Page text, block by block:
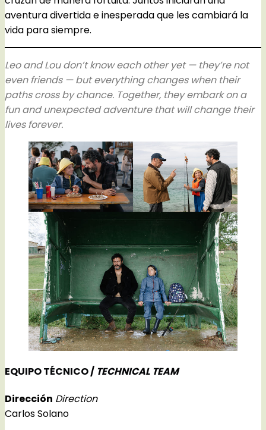
aventura divertida e inesperada que les cambiará la
vida para siempre.
Leo and Lou don’t know each other yet — they’re not
even friends — but everything changes when their
paths cross by chance. Together, they embark on a
fun and unexpected adventure that will change their
lives forever.
EQUIPO TÉCNICO / TECHNICAL TEAM
Dirección Direction
Carlos Solano